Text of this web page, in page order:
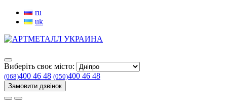
ru
uk
Виберіть своє місто:
(068)400 46 48 (050)400 46 48
Замовити дзвінок